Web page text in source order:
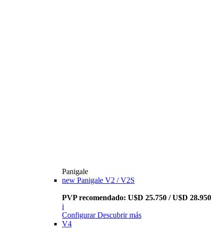
Panigale
new Panigale V2 / V2S
PVP recomendado: U$D 25.750 / U$D 28.950
i
Configurar Descubrir más
V4